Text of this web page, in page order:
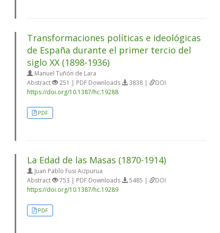
Transformaciones políticas e ideológicas
de España durante el primer tercio del
siglo XX (1898-1936)
Manuel Tuñón de Lara
Abstract
251 | PDF Downloads 3838 |
DOI
https://doi.org/10.1387/hc.19288
PDF
La Edad de las Masas (1870-1914)
Juan Pablo Fusi Aizpurua
Abstract
753 | PDF Downloads 5485 |
DOI
https://doi.org/10.1387/hc.19289
PDF